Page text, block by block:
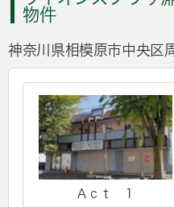
物件
神奈川県相模原市中央区
Ａｃｔ １